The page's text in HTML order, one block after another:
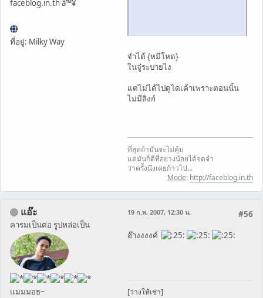
faceblog.in.th â™¥
ที่อยู่: Milky Way
จำได้ {หมีโหด}
ในจู๋ระบายไง
แต่ไม่ได้ไปดูไดเค้าเพราะตอนนั้น
ไม่มีลิงก์
ที่สุดถ้ามันจะไม่คุ้ม
แต่มันก็ดีที่อย่างน้อยได้จดจำ
ว่าครั้งนึงเคยก้าวไป...
Mode: http://faceblog.in.th
แอ๊ะ
คารมเป็นต่อ รูปหล่อเป็น
แมมมอธ~
#56
19 ก.พ. 2007, 12:30 น.
อ๊างงงงค์
[ว่างให้เช่า]